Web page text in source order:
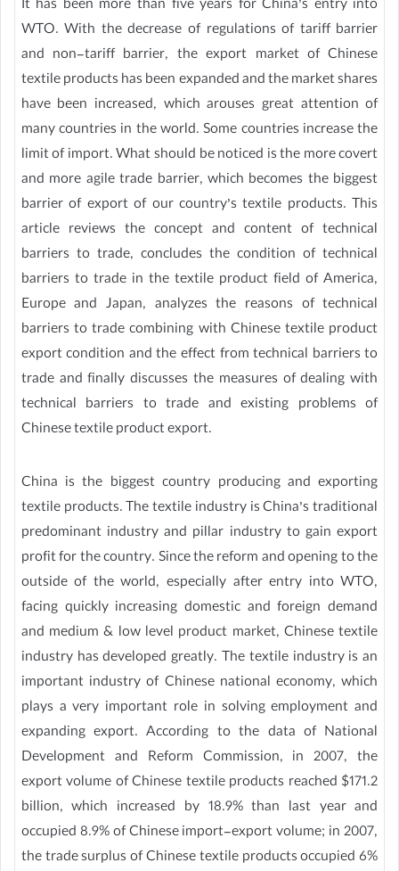
It has been more than five years for China’s entry into
WTO. With the decrease of regulations of tariff barrier
and non-tariff barrier, the export market of Chinese
textile products has been expanded and the market shares
have been increased, which arouses great attention of
many countries in the world. Some countries increase the
limit of import. What should be noticed is the more covert
and more agile trade barrier, which becomes the biggest
barrier of export of our country’s textile products. This
article reviews the concept and content of technical
barriers to trade, concludes the condition of technical
barriers to trade in the textile product field of America,
Europe and Japan, analyzes the reasons of technical
barriers to trade combining with Chinese textile product
export condition and the effect from technical barriers to
trade and finally discusses the measures of dealing with
technical barriers to trade and existing problems of
Chinese textile product export.
China is the biggest country producing and exporting
textile products. The textile industry is China’s traditional
predominant industry and pillar industry to gain export
profit for the country. Since the reform and opening to the
outside of the world, especially after entry into WTO,
facing quickly increasing domestic and foreign demand
and medium & low level product market, Chinese textile
industry has developed greatly. The textile industry is an
important industry of Chinese national economy, which
plays a very important role in solving employment and
expanding export. According to the data of National
Development and Reform Commission, in 2007, the
export volume of Chinese textile products reached $171.2
billion, which increased by 18.9% than last year and
occupied 8.9% of Chinese import-export volume; in 2007,
the trade surplus of Chinese textile products occupied 6%